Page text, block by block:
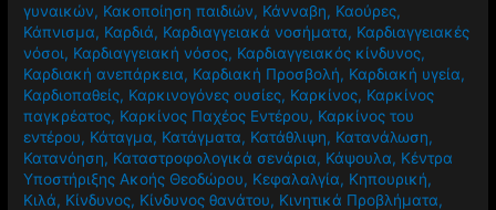
γυναικών, Κακοποίηση παιδιών, Κάνναβη, Καούρες,
Κάπνισμα, Καρδιά, Καρδιαγγειακά νοσήματα, Καρδιαγγειακές
νόσοι, Καρδιαγγειακή νόσος, Καρδιαγγειακός κίνδυνος,
Καρδιακή ανεπάρκεια, Καρδιακή Προσβολή, Καρδιακή υγεία,
Καρδιοπαθείς, Καρκινογόνες ουσίες, Καρκίνος, Καρκίνος
παγκρέατος, Καρκίνος Παχέος Εντέρου, Καρκίνος του
εντέρου, Κάταγμα, Κατάγματα, Κατάθλιψη, Κατανάλωση,
Κατανόηση, Καταστροφολογικά σενάρια, Κάψουλα, Κέντρα
Υποστήριξης Ακοής Θεοδώρου, Κεφαλαλγία, Κηπουρική,
Κιλά, Κίνδυνος, Κίνδυνος θανάτου, Κινητικά Προβλήματα,